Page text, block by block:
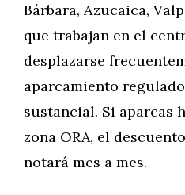
Bárbara, Azucaica,
que trabajan en el
desplazarse
aparcamiento
sustancial. Si aparcas
zona ORA, el
notará mes a mes.